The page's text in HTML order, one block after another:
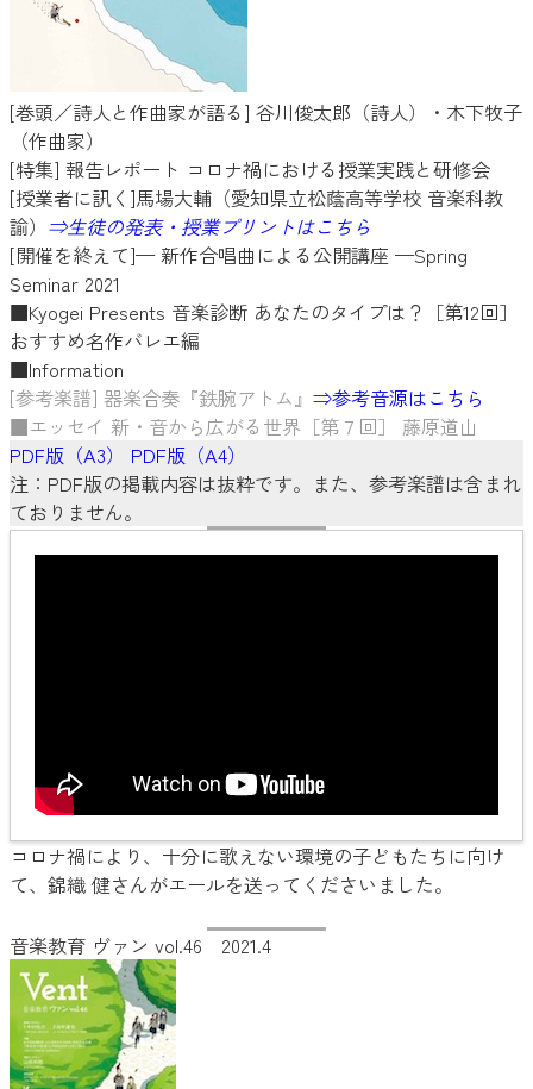
[巻頭／詩人と作曲家が語る] 谷川俊太郎（詩人）・木下牧子
（作曲家）
[特集] 報告レポート コロナ禍における授業実践と研修会
[授業者に訊く]馬場大輔（愛知県立松蔭高等学校 音楽科教
諭） ⇒生徒の発表・授業プリントはこちら
[開催を終えて]— 新作合唱曲による公開講座 —Spring
Seminar 2021
■Kyogei Presents 音楽診断 あなたのタイプは？［第12回］
おすすめ名作バレエ編
■Information
[参考楽譜] 器楽合奏『鉄腕アトム』 ⇒参考音源はこちら
■エッセイ 新・音から広がる世界［第７回］ 藤原道山
PDF版（A3）
PDF版（A4）
注：PDF版の掲載内容は抜粋です。また、参考楽譜は含まれ
ておりません。
コロナ禍により、十分に歌えない環境の子どもたちに向け
て、錦織 健さんがエールを送ってくださいました。
音楽教育 ヴァン vol.46 2021.4